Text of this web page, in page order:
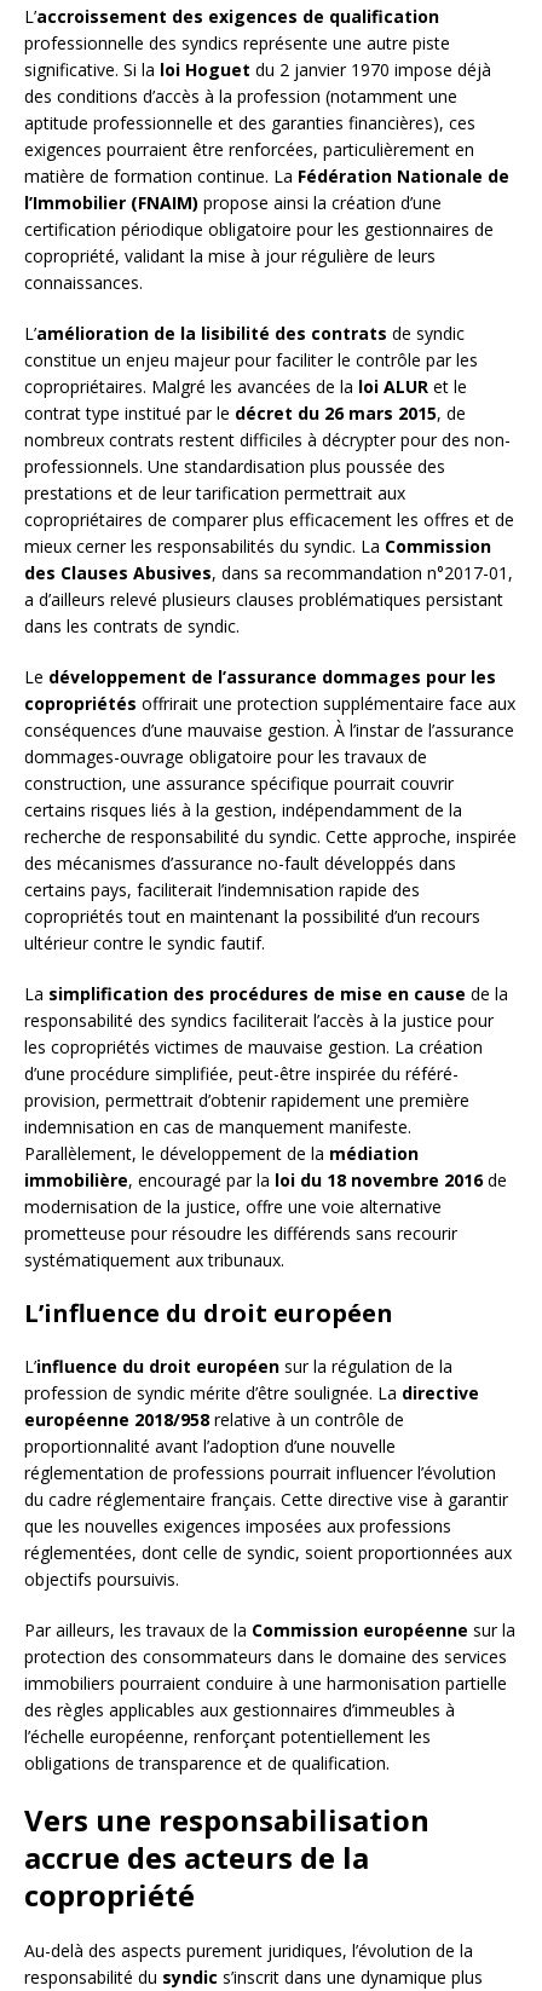
L’accroissement des exigences de qualification
professionnelle des syndics représente une autre piste
significative. Si la loi Hoguet du 2 janvier 1970 impose déjà
des conditions d’accès à la profession (notamment une
aptitude professionnelle et des garanties financières), ces
exigences pourraient être renforcées, particulièrement en
matière de formation continue. La Fédération Nationale de
l’Immobilier (FNAIM) propose ainsi la création d’une
certification périodique obligatoire pour les gestionnaires de
copropriété, validant la mise à jour régulière de leurs
connaissances.
L’amélioration de la lisibilité des contrats de syndic
constitue un enjeu majeur pour faciliter le contrôle par les
copropriétaires. Malgré les avancées de la loi ALUR et le
contrat type institué par le décret du 26 mars 2015, de
nombreux contrats restent difficiles à décrypter pour des non-
professionnels. Une standardisation plus poussée des
prestations et de leur tarification permettrait aux
copropriétaires de comparer plus efficacement les offres et de
mieux cerner les responsabilités du syndic. La Commission
des Clauses Abusives, dans sa recommandation n°2017-01,
a d’ailleurs relevé plusieurs clauses problématiques persistant
dans les contrats de syndic.
Le développement de l’assurance dommages pour les
copropriétés offrirait une protection supplémentaire face aux
conséquences d’une mauvaise gestion. À l’instar de l’assurance
dommages-ouvrage obligatoire pour les travaux de
construction, une assurance spécifique pourrait couvrir
certains risques liés à la gestion, indépendamment de la
recherche de responsabilité du syndic. Cette approche, inspirée
des mécanismes d’assurance no-fault développés dans
certains pays, faciliterait l’indemnisation rapide des
copropriétés tout en maintenant la possibilité d’un recours
ultérieur contre le syndic fautif.
La simplification des procédures de mise en cause de la
responsabilité des syndics faciliterait l’accès à la justice pour
les copropriétés victimes de mauvaise gestion. La création
d’une procédure simplifiée, peut-être inspirée du référé-
provision, permettrait d’obtenir rapidement une première
indemnisation en cas de manquement manifeste.
Parallèlement, le développement de la médiation
immobilière, encouragé par la loi du 18 novembre 2016de
modernisation de la justice, offre une voie alternative
prometteuse pour résoudre les différends sans recourir
systématiquement aux tribunaux.
L’influence du droit européen
L’influence du droit européen sur la régulation de la
profession de syndic mérite d’être soulignée. La directive
européenne 2018/958 relative à un contrôle de
proportionnalité avant l’adoption d’une nouvelle
réglementation de professions pourrait influencer l’évolution
du cadre réglementaire français. Cette directive vise à garantir
que les nouvelles exigences imposées aux professions
réglementées, dont celle de syndic, soient proportionnées aux
objectifs poursuivis.
Par ailleurs, les travaux de la Commission européenne sur la
protection des consommateurs dans le domaine des services
immobiliers pourraient conduire à une harmonisation partielle
des règles applicables aux gestionnaires d’immeubles à
l’échelle européenne, renforçant potentiellement les
obligations de transparence et de qualification.
Vers une responsabilisation
accrue des acteurs de la
copropriété
Au-delà des aspects purement juridiques, l’évolution de la
responsabilité du syndic s’inscrit dans une dynamique plus